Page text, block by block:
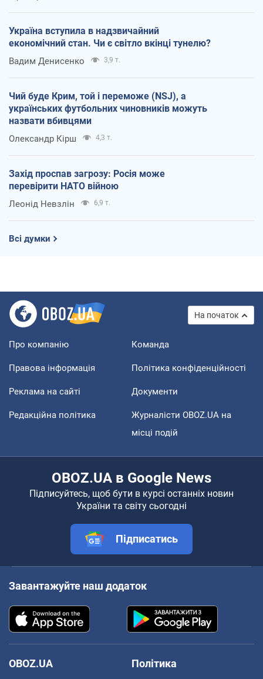
Україна вступила в надзвичайний
економічний стан. Чи є світло вкінці тунелю?
Вадим Денисенко 3,9 т.
Чий буде Крим, той і переможе (NSJ), а
українських футбольних чиновників можуть
назвати вбивцями
Олександр Кірш 4,3 т.
Захід проспав загрозу: Росія може
перевірити НАТО війною
Леонід Невзлін 6,9 т.
Всі думки
На початок
Про компанію Команда
Правова інформація Політика конфіденційності
Реклама на сайті Документи
Редакційна політика
Журналісти OBOZ.UA на
місці подій
OBOZ.UA в Google News
Підписуйтесь, щоб бути в курсі останніх новин
України та світу сьогодні
Підписатись
Завантажуйте наш додаток
OBOZ.UA
Політика